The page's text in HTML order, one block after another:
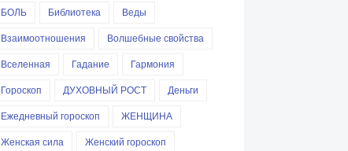
БОЛЬ
Библиотека
Веды
Взаимоотношения
Волшебные свойства
Вселенная
Гадание
Гармония
Гороскоп
ДУХОВНЫЙ РОСТ
Деньги
Ежедневный гороскоп
ЖЕНЩИНА
Женская сила
Женский гороскоп